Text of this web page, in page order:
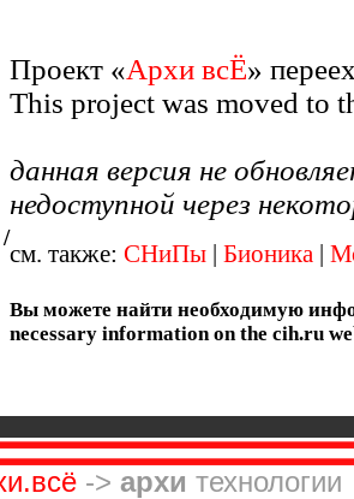
Проект «Архи всЁ»
This project was moved to
данная версия не
недоступной через
см. также: СНиПы Бионика
Вы можете найти необходимую
necessary information on the cih.ru
-> архи технологии